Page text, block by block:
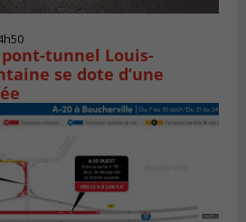
tunnel Louis-
se dote d’une